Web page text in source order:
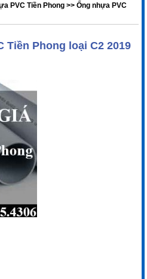
PVC Tiền Phong >>Ống nhựa PVC
Tiền Phong loại C2 2019